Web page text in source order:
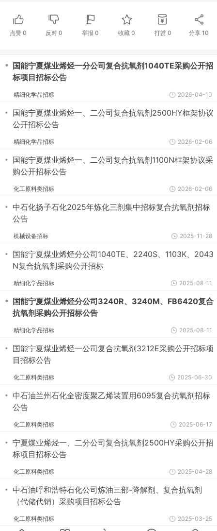
点赞 0 反对0 举报 0 收藏 0 打赏 0 分享10
・ 国能宁夏煤业烯烃一分公司复合抗氧剂1040TE采购公开招
标项目招标公告
精细化学品招标 2026-04-10
・ 国能宁夏煤业烯烃一、二公司复合抗氧剂2500HY框架协议
公开招标公告
精细化学品招标 2026-02-06
・ 国能宁夏煤业烯烃一、二公司复合抗氧剂1100N框架协议采
购公开招标公告
化工原料类招标 2026-02-06
・ 中石化扬子石化2025年炼化三剂集中招标复合抗氧剂招标
公告
机械设备招标 2025-11-28
・ 国能宁夏煤业烯烃分公司1040TE、2240S、1103K、2043
N复合抗氧剂采购公开招标
精细化学品招标 2025-08-11
・ 国能宁夏煤业烯烃分公司3240R、3240M、FB6420复合
抗氧剂采购公开招标公告
精细化学品招标 2025-08-11
・ 国能宁夏煤业烯烃一公司复合抗氧剂3212E采购公开招标项
目招标公告
化工原料类招标 2025-06-30
・ 中石油兰州石化全密度聚乙烯装置用6095复合抗氧剂招标
公告
化工原料类招标 2025-06-17
・ 宁夏煤业烯烃一、二分公司复合抗氧剂2500HY采购公开招
标项目招标公告
化工原料类招标 2025-04-28
・ 中石油呼和浩特石化公司炼油三部-降解剂、复合抗氧剂
（代储代销）采购项目招标公告
化工原料类招标 2025-03-25